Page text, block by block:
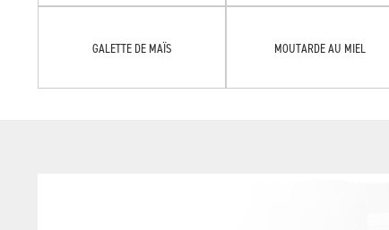
GALETTE DE MAÏS MOUTARDE AU MIEL